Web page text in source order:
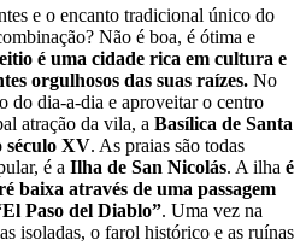
e o encanto tradicional único do
Não é boa, é ótima e
é uma cidade rica em cultura e
orgulhosos das suas raízes. No
do dia-a-dia e aproveitar o centro
atração da vila, a Basílica de Santa
século XV. As praias são todas
é a Ilha de San Nicolás. A ilha é
baixa através de uma passagem
Paso del Diablo”. Uma vez na
isoladas, o farol histórico e as ruínas